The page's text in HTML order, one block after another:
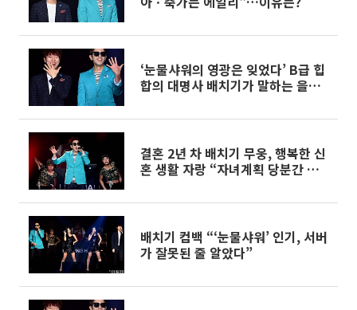
‘눈물샤워의 영광은 잊었다’ B급 힙
합의 대명사 배치기가 말하는 을의
결혼 2년 차 배치기 무웅, 행복한 신
혼 생활 자랑 “자녀계획 당분간 하
배치기 컴백 “‘눈물샤워’ 인기, 서버
가 잘못된 줄 알았다”